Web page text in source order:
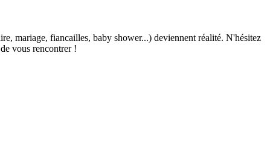
mariage, fiancailles, baby shower...) deviennent réalité. N'hésitez
vous rencontrer !